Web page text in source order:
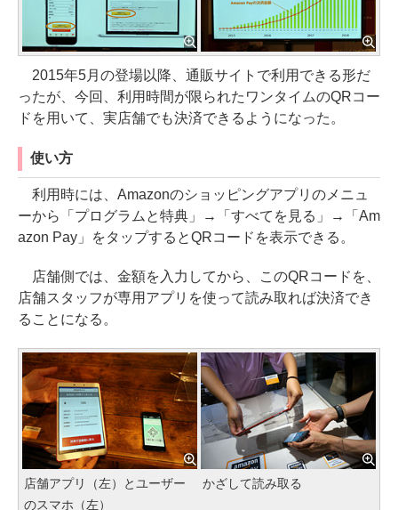
2015年5月の登場以降、通販サイトで利用できる形だ
ったが、今回、利用時間が限られたワンタイムのQRコー
ドを用いて、実店舗でも決済できるようになった。
使い方
利用時には、Amazonのショッピングアプリのメニュ
ーから「プログラムと特典」→「すべてを見る」→「Am
azon Pay」をタップするとQRコードを表示できる。
店舗側では、金額を入力してから、このQRコードを、
店舗スタッフが専用アプリを使って読み取れば決済でき
ることになる。
店舗アプリ（左）とユーザー
のスマホ（左）
かざして読み取る